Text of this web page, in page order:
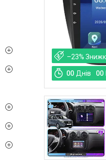
–23%
00 Днів 00